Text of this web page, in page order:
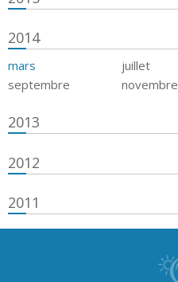
2014
mars juillet
septembre
novembre
2013
2012
2011